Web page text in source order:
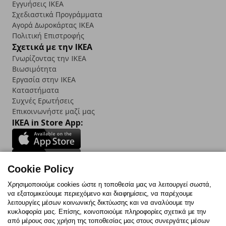
Εγγυήσεις IKEA
Σχεδιαστικά Προγράμματα
Αγορά Δωρoκάρτας IKEA
Πολιτική Επιστροφής
Σχετικά με την IKEA
Γνωρίζοντας την IKEA
Βιωσιμότητα
Εργασία στην IKEA
Καταστήματα
Συχνές Ερωτήσεις
Επικοινωνήστε μαζί μας
IKEA in Store App:
Follow us:
FacebookInstagram
TikTokYoutubePinterestTwitter
Cookie Policy
Χρησιμοποιούμε cookies ώστε η τοποθεσία μας να λειτουργεί σωστά,
να εξατομικεύουμε περιεχόμενο και διαφημίσεις, να παρέχουμε
λειτουργίες μέσων κοινωνικής δικτύωσης και να αναλύουμε την
κυκλοφορία μας. Επίσης, κοινοποιούμε πληροφορίες σχετικά με την
από μέρους σας χρήση της τοποθεσίας μας στους συνεργάτες μέσων